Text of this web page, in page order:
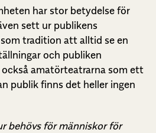
har stor betydelse för
sett ur publikens
tradition att alltid se en
och publiken
amatörteatrarna som ett
publik finns det heller ingen
behövs för människor för